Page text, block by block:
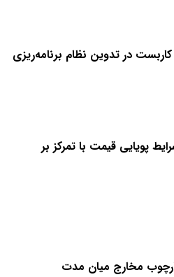
در تدوین نظام برنامه‌ریزی
پویایی قیمت با تمرکز بر
مخارج میان مدت